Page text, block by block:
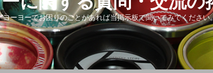
ーヨーでお困りのことがあれば当掲示板で聞いてみてください